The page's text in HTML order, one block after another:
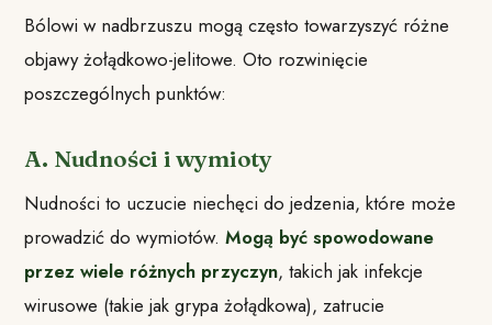
Bólowi w nadbrzuszu mogą często towarzyszyć różne
objawy żołądkowo-jelitowe. Oto rozwinięcie
poszczególnych punktów:
A. Nudności i wymioty
Nudności to uczucie niechęci do jedzenia, które może
prowadzić do wymiotów.Mogą być spowodowane
przez wiele różnych przyczyn, takich jak infekcje
wirusowe (takie jak grypa żołądkowa), zatrucie